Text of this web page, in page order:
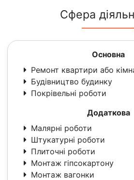
Сфера
Основна
Ремонт квартири або
Будівництво будинку
Покрівельні роботи
Додаткова
Малярні роботи
Штукатурні роботи
Плиточні роботи
Монтаж гіпсокартону
Монтаж вагонки